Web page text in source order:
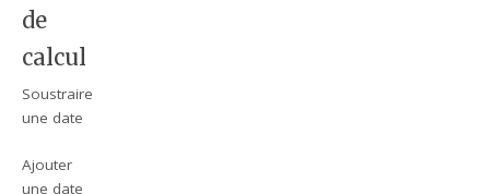
de
calcul
Soustraire
une date
Ajouter
une date